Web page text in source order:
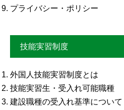
プライバシー・ポリシー
技能実習制度
外国人技能実習制度とは
技能実習生・受入れ可能職種
建設職種の受入れ基準について